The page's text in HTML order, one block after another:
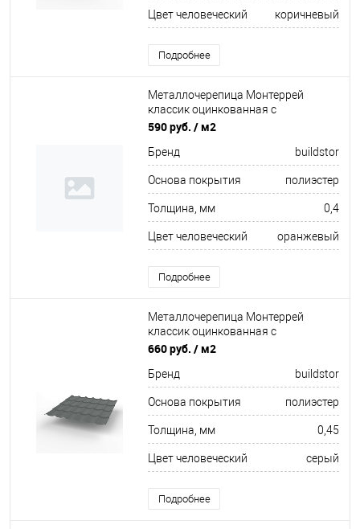
Цвет человеческий коричневый
Подробнее
Металлочерепица Монтеррей
классик оцинкованная с
полимерным покрытием
590 руб. / м2
Бренд buildstor
Основа покрытия полиэстер
Толщина, мм 0,4
Цвет человеческий оранжевый
Подробнее
Металлочерепица Монтеррей
классик оцинкованная с
полимерным покрытием
660 руб. / м2
Бренд buildstor
Основа покрытия полиэстер
Толщина, мм 0,45
Цвет человеческий серый
Подробнее